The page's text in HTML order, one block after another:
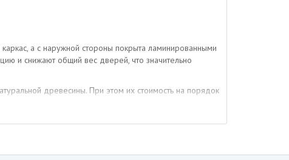
а с наружной стороны покрыта ламинированными
и снижают общий вес дверей, что значительно
древесины. При этом их стоимость на порядок
или складную конструкцию, содержать в